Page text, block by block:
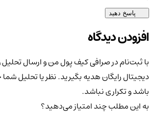
پاسخ دهید
افزودن دیدگاه
با ثبت‌نام در صرافی کیف پول من و ارسال تحلیل
باشد و تکراری نباشد.
به این مطلب چند امتیاز می‌دهید؟